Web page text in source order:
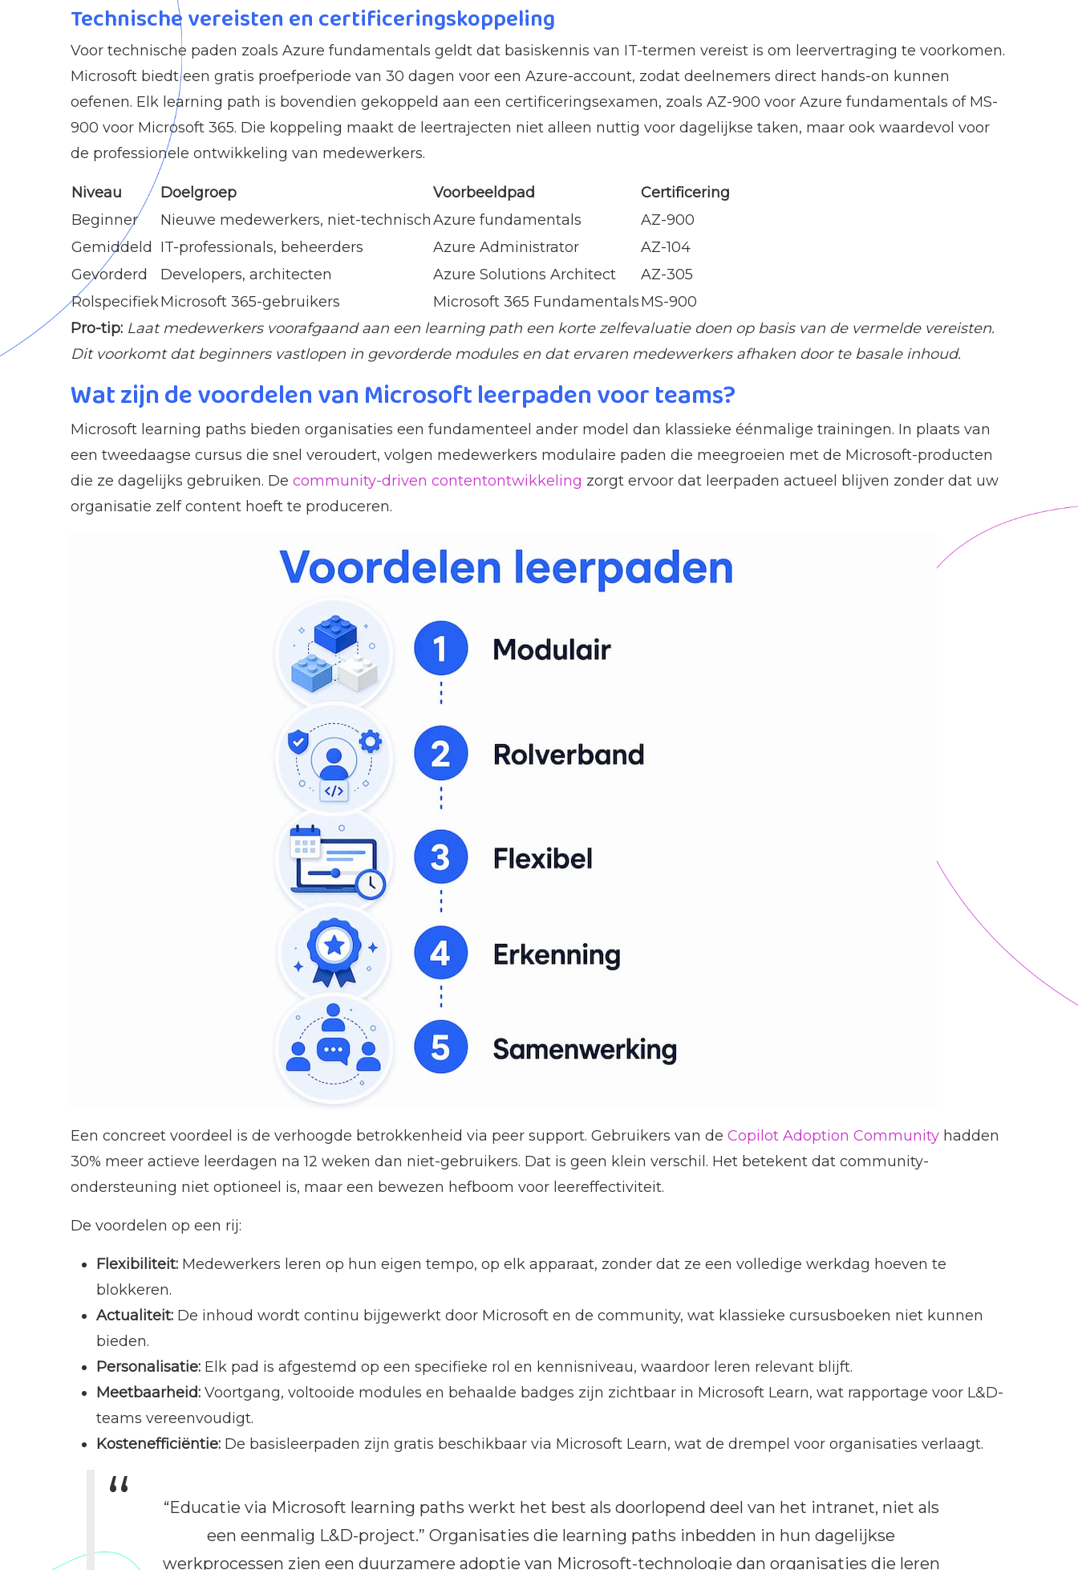
Technische vereisten en certificeringskoppeling
Voor technische paden zoals Azure fundamentals geldt dat basiskennis van IT-termen vereist is om leervertraging te voorkomen.
Microsoft biedt een gratis proefperiode van 30 dagen voor een Azure-account, zodat deelnemers direct hands-on kunnen
oefenen. Elk learning path is bovendien gekoppeld aan een certificeringsexamen, zoals AZ-900 voor Azure fundamentals of MS-
900 voor Microsoft 365. Die koppeling maakt de leertrajecten niet alleen nuttig voor dagelijkse taken, maar ook waardevol voor
de professionele ontwikkeling van medewerkers.
Niveau Doelgroep Voorbeeldpad
Certificering
Beginner
Nieuwe medewerkers, niet-technischAzure fundamentals
AZ-900
Gemiddeld
IT-professionals, beheerders Azure Administrator
AZ-104
Gevorderd
Developers, architecten Azure Solutions Architect
AZ-305
RolspecifiekMicrosoft 365-gebruikers Microsoft 365 FundamentalsMS-900
Pro-tip: Laat medewerkers voorafgaand aan een learning path een korte zelfevaluatie doen op basis van de vermelde vereisten.
Dit voorkomt dat beginners vastlopen in gevorderde modules en dat ervaren medewerkers afhaken door te basale inhoud.
Wat zijn de voordelen van Microsoft leerpaden voor teams?
Microsoft learning paths bieden organisaties een fundamenteel ander model dan klassieke éénmalige trainingen. In plaats van
een tweedaagse cursus die snel veroudert, volgen medewerkers modulaire paden die meegroeien met de Microsoft-producten
die ze dagelijks gebruiken. De community-driven contentontwikkeling zorgt ervoor dat leerpaden actueel blijven zonder dat uw
organisatie zelf content hoeft te produceren.
Een concreet voordeel is de verhoogde betrokkenheid via peer support. Gebruikers van de Copilot Adoption Community hadden
30% meer actieve leerdagen na 12 weken dan niet-gebruikers. Dat is geen klein verschil. Het betekent dat community-
ondersteuning niet optioneel is, maar een bewezen hefboom voor leereffectiviteit.
De voordelen op een rij:
Flexibiliteit: Medewerkers leren op hun eigen tempo, op elk apparaat, zonder dat ze een volledige werkdag hoeven te
blokkeren.
Actualiteit: De inhoud wordt continu bijgewerkt door Microsoft en de community, wat klassieke cursusboeken niet kunnen
bieden.
Personalisatie: Elk pad is afgestemd op een specifieke rol en kennisniveau, waardoor leren relevant blijft.
Meetbaarheid: Voortgang, voltooide modules en behaalde badges zijn zichtbaar in Microsoft Learn, wat rapportage voor L&D-
teams vereenvoudigt.
Kostenefficiëntie: De basisleerpaden zijn gratis beschikbaar via Microsoft Learn, wat de drempel voor organisaties verlaagt.
“Educatie via Microsoft learning paths werkt het best als doorlopend deel van het intranet, niet als
een eenmalig L&D-project.” Organisaties die learning paths inbedden in hun dagelijkse
werkprocessen zien een duurzamere adoptie van Microsoft-technologie dan organisaties die leren